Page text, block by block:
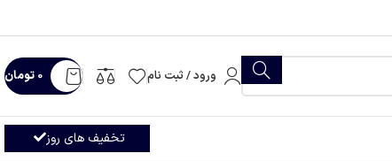
ورود / ثبت نام 0 تومان
تخفیف های روز